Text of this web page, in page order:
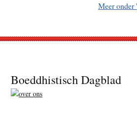
Meer onder
Footer
Boeddhistisch Dagblad